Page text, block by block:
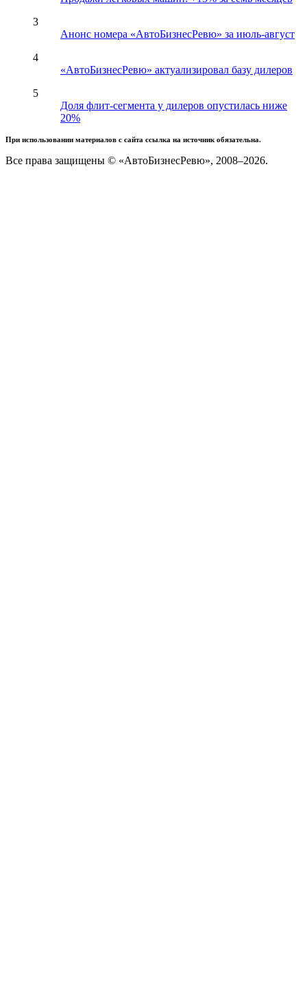
3
Анонс номера «АвтоБизнесРевю» за июль-август
4
«АвтоБизнесРевю» актуализировал базу дилеров
5
Доля флит-сегмента у дилеров опустилась ниже
20%
При использовании материалов с сайта ссылка на источник обязательна.
Все права защищены © «АвтоБизнесРевю», 2008–2026.